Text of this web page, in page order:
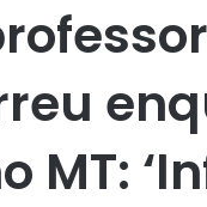
MT: